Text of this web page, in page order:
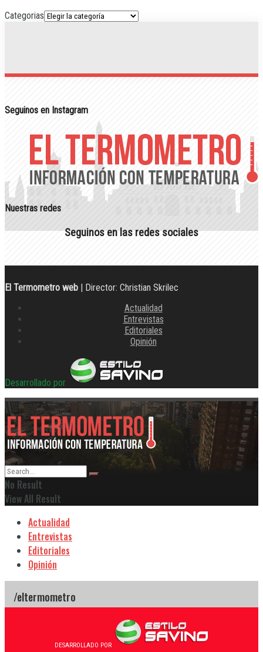
Categorias
Seguinos en Instagram
Nuestras redes
Seguinos en las redes sociales
El Termometro web | Director: Christian Skrilec
Actualidad
Entrevistas
Editoriales
Opinión
Desarrollado por
No Result
View All Result
Actualidad
Entrevistas
Editoriales
Opinión
DESARROLLADO POR